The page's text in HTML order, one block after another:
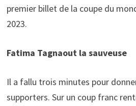
premier billet de la coupe du
2023.
Fatima Tagnaout la sauveuse
Il a fallu trois minutes pour
supporters. Sur un coup franc